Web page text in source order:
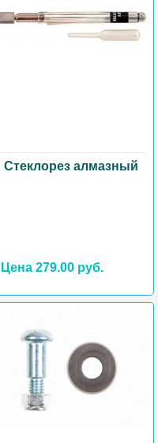
Стеклорез алмазный
Цена 279.00 руб.